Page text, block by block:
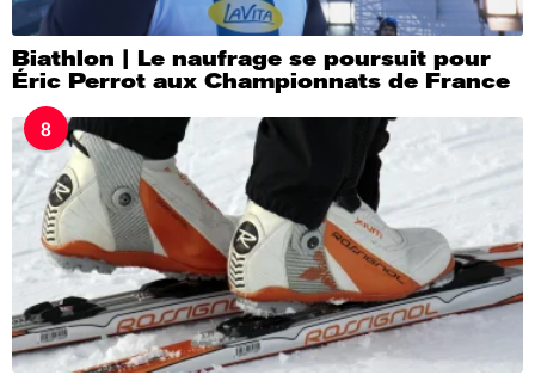
Biathlon | Le naufrage se poursuit pour
Éric Perrot aux Championnats de France
8